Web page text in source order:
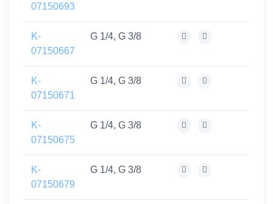
07150693
K-
07150667
G 1/4, G 3/8
K-
07150671
G 1/4, G 3/8
K-
07150675
G 1/4, G 3/8
K-
07150679
G 1/4, G 3/8